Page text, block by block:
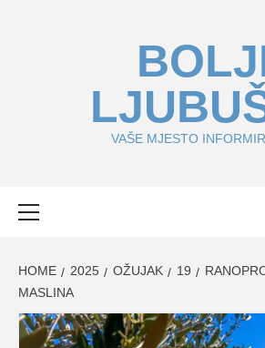
VAŠE MJESTO
HOME 2025 OŽUJAK 19
MASLINA